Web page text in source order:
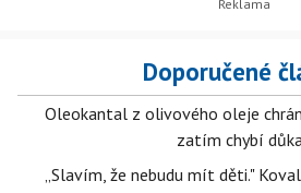
Doporučené
Oleokantal z olivového oleje
zatím chybí
„Slavím, že nebudu mít děti."